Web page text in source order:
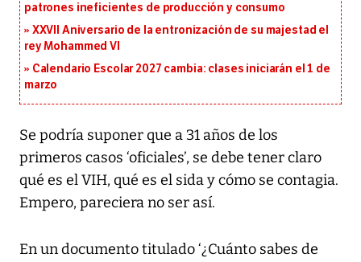
patrones ineficientes de producción y consumo
XXVII Aniversario de la entronización de su majestad el
rey Mohammed VI
Calendario Escolar 2027 cambia: clases iniciarán el 1 de
marzo
Se podría suponer que a 31 años de los
primeros casos ‘oficiales’, se debe tener claro
qué es el VIH, qué es el sida y cómo se contagia.
Empero, pareciera no ser así.
En un documento titulado ‘¿Cuánto sabes de